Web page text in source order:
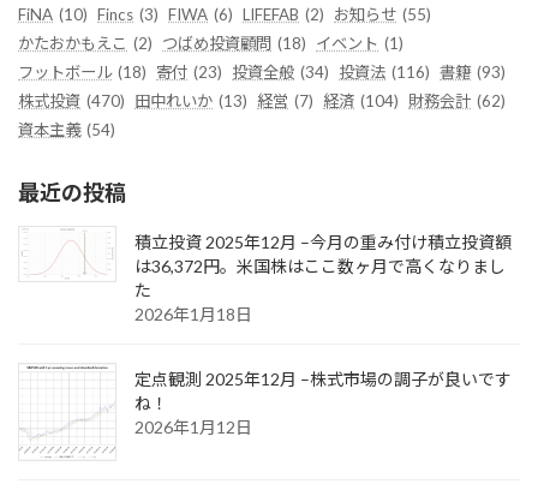
FiNA (10) Fincs (3) FIWA (6) LIFEFAB (2) お知らせ (55)
かたおかもえこ (2) つばめ投資顧問 (18) イベント (1)
フットボール (18) 寄付 (23) 投資全般 (34) 投資法 (116) 書籍 (93)
株式投資 (470) 田中れいか (13) 経営 (7) 経済 (104) 財務会計 (62)
資本主義 (54)
最近の投稿
積立投資 2025年12月 –今月の重み付け積立投資額
は36,372円。米国株はここ数ヶ月で高くなりまし
た
2026年1月18日
定点観測 2025年12月 –株式市場の調子が良いです
ね！
2026年1月12日